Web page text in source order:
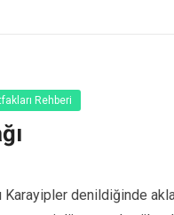
Rehberi
Karayipler denildiğinde